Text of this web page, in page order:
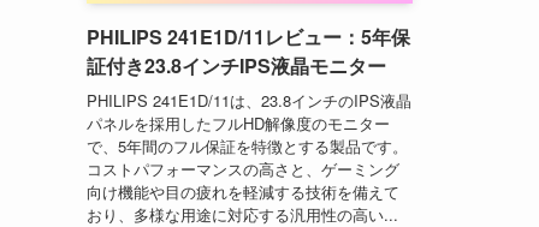
PHILIPS 241E1D/11レビュー：5年保
証付き23.8インチIPS液晶モニター
PHILIPS 241E1D/11は、23.8インチのIPS液晶
パネルを採用したフルHD解像度のモニター
で、5年間のフル保証を特徴とする製品です。
コストパフォーマンスの高さと、ゲーミング
向け機能や目の疲れを軽減する技術を備えて
おり、多様な用途に対応する汎用性の高い...